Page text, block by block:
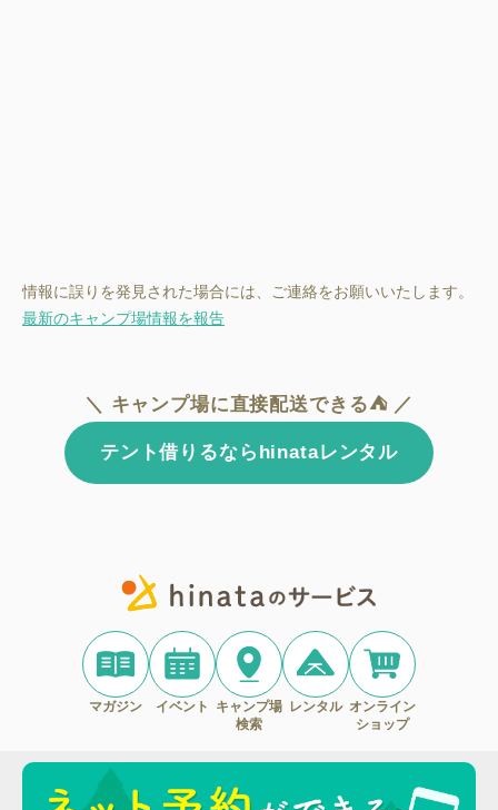
情報に誤りを発見された場合には、ご連絡をお願いいたします。
最新のキャンプ場情報を報告
＼ キャンプ場に直接配送できる⛺ ／
テント借りるならhinataレンタル
マガジン イベント
キャンプ場
検索
レンタル オンライン
ショップ